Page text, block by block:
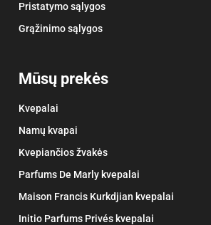
Pristatymo sąlygos
Grąžinimo sąlygos
Mūsų prekės
Kvepalai
Namų kvapai
Kvepiančios žvakės
Parfums De Marly kvepalai
Maison Francis Kurkdjian kvepalai
Initio Parfums Privés kvepalai